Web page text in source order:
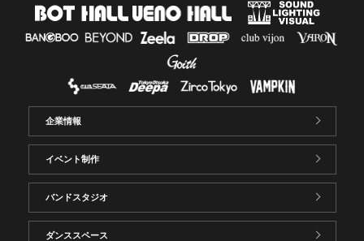
企業情報
イベント制作
バンドスタジオ
ダンススペース